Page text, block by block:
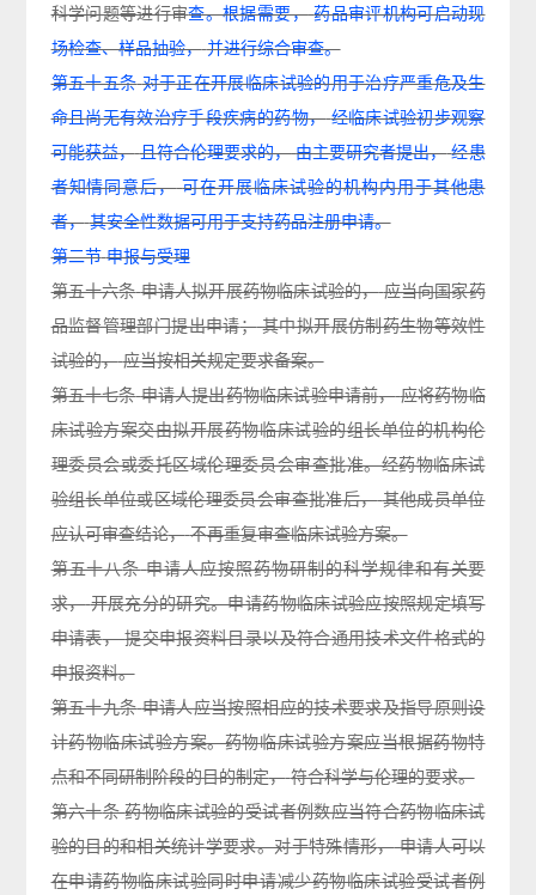
科学问题等进行审查。根据需要， 药品审评机构可启动现
场检查、样品抽验， 并进行综合审查。
第五十五条 对于正在开展临床试验的用于治疗严重危及生
命且尚无有效治疗手段疾病的药物， 经临床试验初步观察
可能获益， 且符合伦理要求的， 由主要研究者提出， 经患
者知情同意后， 可在开展临床试验的机构内用于其他患
者， 其安全性数据可用于支持药品注册申请。
第二节 申报与受理
第五十六条 申请人拟开展药物临床试验的， 应当向国家药
品监督管理部门提出申请； 其中拟开展仿制药生物等效性
试验的， 应当按相关规定要求备案。
第五十七条 申请人提出药物临床试验申请前， 应将药物临
床试验方案交由拟开展药物临床试验的组长单位的机构伦
理委员会或委托区域伦理委员会审查批准。经药物临床试
验组长单位或区域伦理委员会审查批准后， 其他成员单位
应认可审查结论， 不再重复审查临床试验方案。
第五十八条 申请人应按照药物研制的科学规律和有关要
求， 开展充分的研究。申请药物临床试验应按照规定填写
申请表， 提交申报资料目录以及符合通用技术文件格式的
申报资料。
第五十九条 申请人应当按照相应的技术要求及指导原则设
计药物临床试验方案。药物临床试验方案应当根据药物特
点和不同研制阶段的目的制定， 符合科学与伦理的要求。
第六十条 药物临床试验的受试者例数应当符合药物临床试
验的目的和相关统计学要求。对于特殊情形， 申请人可以
在申请药物临床试验同时申请减少药物临床试验受试者例